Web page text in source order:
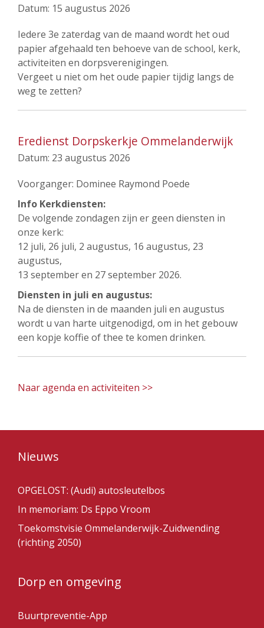
Datum: 15 augustus 2026
Iedere 3e zaterdag van de maand wordt het oud
papier afgehaald ten behoeve van de school, kerk,
activiteiten en dorpsverenigingen.
Vergeet u niet om het oude papier tijdig langs de
weg te zetten?
Eredienst Dorpskerkje Ommelanderwijk
Datum: 23 augustus 2026
Voorganger: Dominee Raymond Poede
Info Kerkdiensten:
De volgende zondagen zijn er geen diensten in
onze kerk:
12 juli, 26 juli, 2 augustus, 16 augustus, 23
augustus,
13 september en 27 september 2026.
Diensten in juli en augustus:
Na de diensten in de maanden juli en augustus
wordt u van harte uitgenodigd, om in het gebouw
een kopje koffie of thee te komen drinken.
Naar agenda en activiteiten >>
Nieuws
OPGELOST: (Audi) autosleutelbos
In memoriam: Ds Eppo Vroom
Toekomstvisie Ommelanderwijk-Zuidwending
(richting 2050)
Dorp en omgeving
Buurtpreventie-App